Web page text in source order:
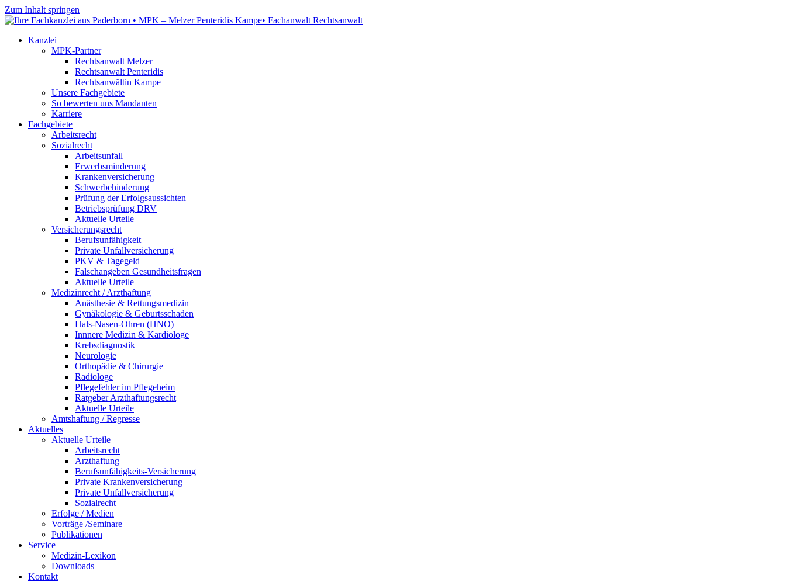
Zum Inhalt springen
Kanzlei
MPK-Partner
Rechtsanwalt Melzer
Rechtsanwalt Penteridis
Rechtsanwältin Kampe
Unsere Fachgebiete
So bewerten uns Mandanten
Karriere
Fachgebiete
Arbeitsrecht
Sozialrecht
Arbeitsunfall
Erwerbsminderung
Krankenversicherung
Schwerbehinderung
Prüfung der Erfolgsaussichten
Betriebsprüfung DRV
Aktuelle Urteile
Versicherungsrecht
Berufsunfähigkeit
Private Unfallversicherung
PKV & Tagegeld
Falschangeben Gesundheitsfragen
Aktuelle Urteile
Medizinrecht / Arzthaftung
Anästhesie & Rettungsmedizin
Gynäkologie & Geburtsschaden
Hals-Nasen-Ohren (HNO)
Innnere Medizin & Kardiologe
Krebsdiagnostik
Neurologie
Orthopädie & Chirurgie
Radiologe
Pflegefehler im Pflegeheim
Ratgeber Arzthaftungsrecht
Aktuelle Urteile
Amtshaftung / Regresse
Aktuelles
Aktuelle Urteile
Arbeitsrecht
Arzthaftung
Berufsunfähigkeits-Versicherung
Private Krankenversicherung
Private Unfallversicherung
Sozialrecht
Erfolge / Medien
Vorträge /Seminare
Publikationen
Service
Medizin-Lexikon
Downloads
Kontakt